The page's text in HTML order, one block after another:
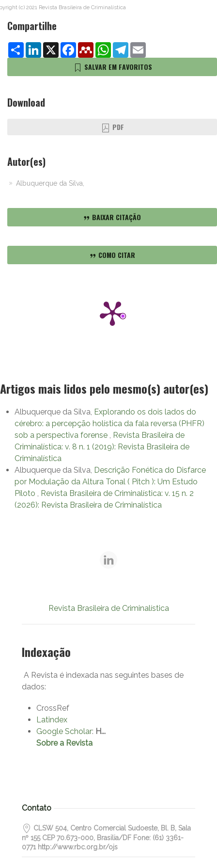
(c) 2021 Revista Brasileira de Criminalística
Compartilhe
ShareLinkedIn
X FacebookMendeleyWhatsApp
Telegram
SALVAR EM FAVORITOS
Download
PDF
Autor(es)
Albuquerque da Silva,
BAIXAR CITAÇÃO
COMO CITAR
Artigos mais lidos pelo mesmo(s) autor(es)
Albuquerque da Silva, Explorando os dois lados do
cérebro: a percepção holística da fala reversa (PHFR)
sob a perspectiva forense , Revista Brasileira de
Criminalística: v. 8 n. 1 (2019): Revista Brasileira de
Criminalística
Albuquerque da Silva, Descrição Fonética do Disfarce
por Modulação da Altura Tonal ( Pitch ): Um Estudo
Piloto , Revista Brasileira de Criminalística: v. 15 n. 2
(2026): Revista Brasileira de Criminalística
Revista Brasileira de Criminalística
Indexação
A Revista é indexada nas seguintes bases de
dados:
CrossRef
Latindex
Google Scholar: H...
Sobre a Revista
Contato
CLSW 504, Centro Comercial Sudoeste, Bl. B, Sala
nº 155 CEP 70.673-000, Brasilia/DF Fone: (61) 3361-
0771 http://www.rbc.org.br/ojs